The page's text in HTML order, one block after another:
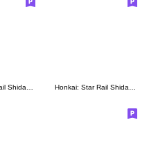
Honkai: Star Rail Shidare Chibi Sticker2 Honkai: Star Rail Shidare Chibi Stickers